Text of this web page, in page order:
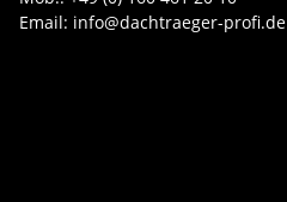
Email: info@dachtraeger-profi.de